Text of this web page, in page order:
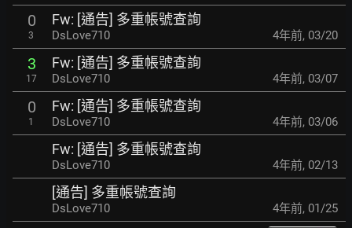
0
3
Fw: [通告] 多重帳號查詢
DsLove710 4年前, 03/20
3
17
Fw: [通告] 多重帳號查詢
DsLove710 4年前, 03/07
0
1
Fw: [通告] 多重帳號查詢
DsLove710 4年前, 03/06
Fw: [通告] 多重帳號查詢
DsLove710 4年前, 02/13
[通告] 多重帳號查詢
DsLove710 4年前, 01/25